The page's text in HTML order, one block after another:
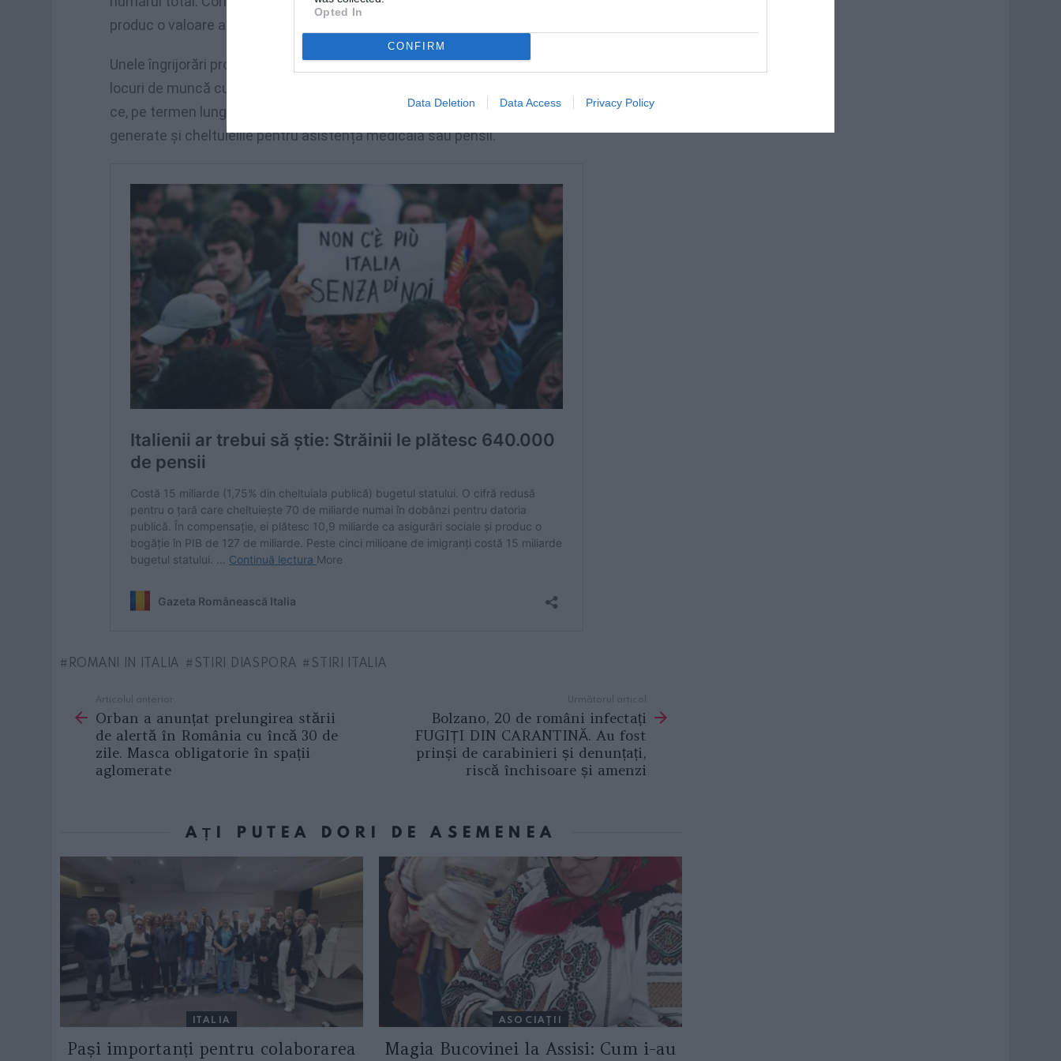
Opted In
CONFIRM
Data Deletion Data Access Privacy Policy
produc o valoare adăugată de 125,9 miliarde.
Unele îngrijorări provin din faptul că străinii sunt predominant tineri și desfășoară
locuri de muncă cu calificare scăzută (doar 12% au o diplomă) sau în negru, ceea
ce, pe termen lung, ar putea duce la un echilibru negativ între veniturile fiscale
generate și cheltuielile pentru asistență medicală sau pensii.
ROMANI IN ITALIA STIRI DIASPORA STIRI ITALIA
more
Articolul anterior
Orban a anunțat prelungirea stării
de alertă în România cu încă 30 de
zile. Masca obligatorie în spații
aglomerate
Următorul articol
Bolzano, 20 de români infectați
FUGIȚI DIN CARANTINĂ. Au fost
prinși de carabinieri și denunțați,
riscă închisoare și amenzi
AȚI PUTEA DORI DE ASEMENEA
ITALIA
Pași importanți pentru colaborarea
ASOCIAŢII
Magia Bucovinei la Assisi: Cum i-au